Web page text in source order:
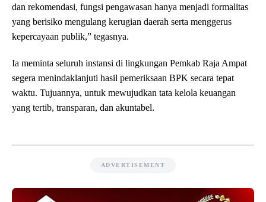
dan rekomendasi, fungsi pengawasan hanya menjadi formalitas
yang berisiko mengulang kerugian daerah serta menggerus
kepercayaan publik,” tegasnya.
‎Ia meminta seluruh instansi di lingkungan Pemkab Raja Ampat
segera menindaklanjuti hasil pemeriksaan BPK secara tepat
waktu. Tujuannya, untuk mewujudkan tata kelola keuangan
yang tertib, transparan, dan akuntabel.
ADVERTISEMENT